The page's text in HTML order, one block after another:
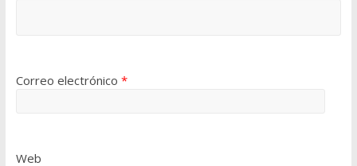
Correo electrónico *
Web